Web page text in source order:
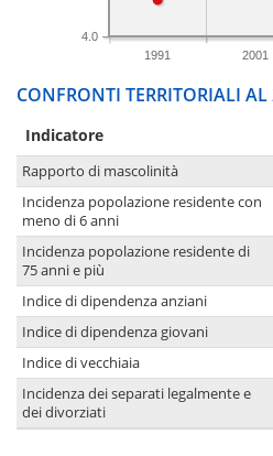
1991 2001
4.0
CONFRONTI TERRITORIALI AL
Indicatore
Rapporto di mascolinità
Incidenza popolazione residente con
meno di 6 anni
Incidenza popolazione residente di
75 anni e più
Indice di dipendenza anziani
Indice di dipendenza giovani
Indice di vecchiaia
Incidenza dei separati legalmente e
dei divorziati